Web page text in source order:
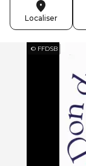
Localiser
© FFDSB